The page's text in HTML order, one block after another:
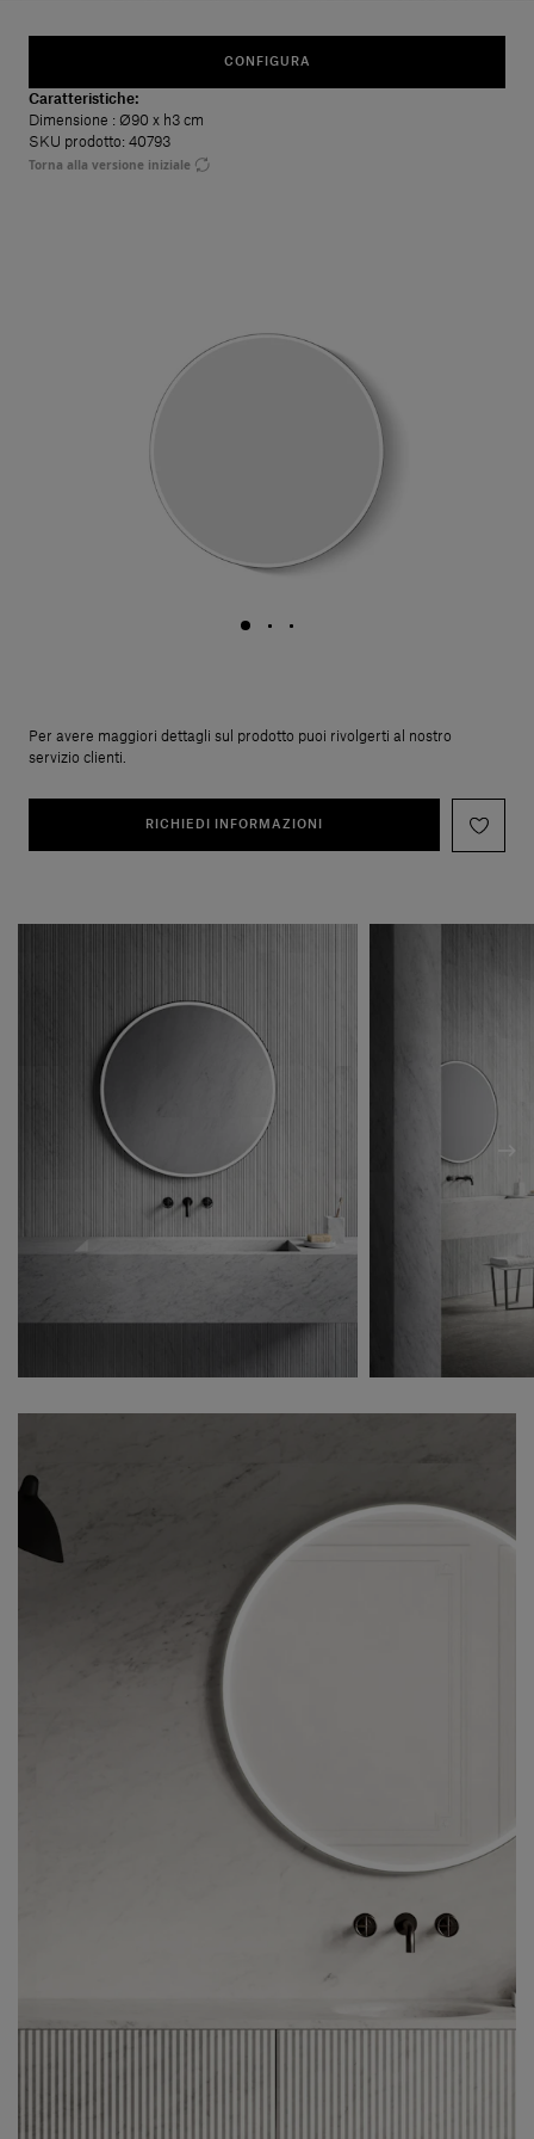
CONFIGURA
Caratteristiche:
Dimensione : Ø90 x h3 cm
SKU prodotto: 40793
Torna alla versione iniziale
Per avere maggiori dettagli sul prodotto puoi rivolgerti al nostro
servizio clienti.
RICHIEDI INFORMAZIONI